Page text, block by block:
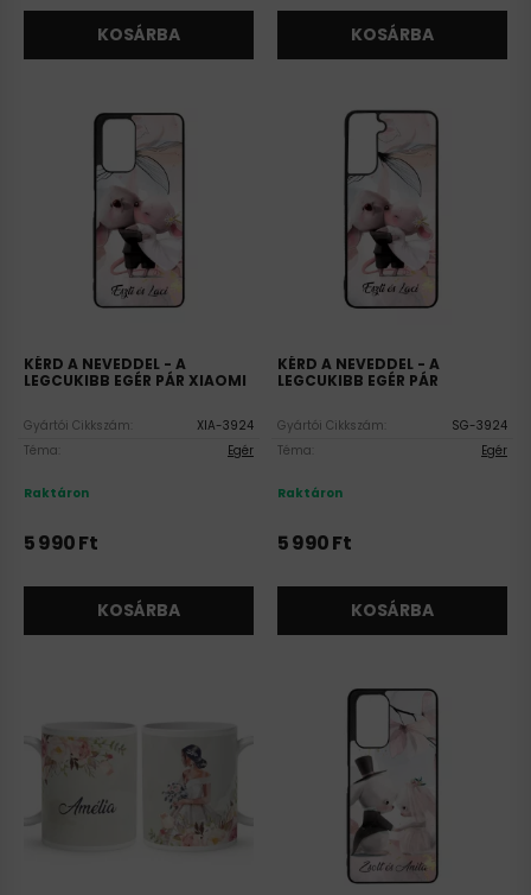
KOSÁRBA KOSÁRBA
KÉRD A NEVEDDEL - A
LEGCUKIBB EGÉR PÁR XIAOMI
Gyártói Cikkszám:
XIA-3924
Téma:
Egér
Raktáron
5 990Ft
KOSÁRBA
KÉRD A NEVEDDEL - A
LEGCUKIBB EGÉR PÁR
Gyártói Cikkszám:
SG-3924
Téma:
Egér
Raktáron
5 990Ft
KOSÁRBA